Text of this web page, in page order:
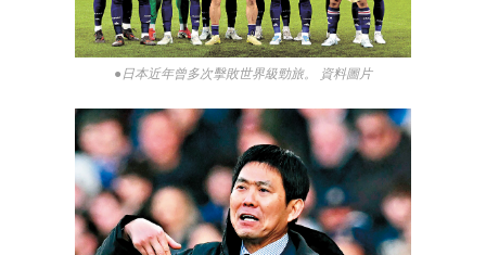
●日本近年曾多次擊敗世界級勁旅。 資料圖片